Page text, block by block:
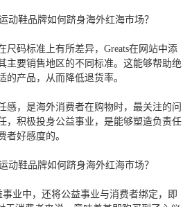
尺码标准上有所差异，Greats在网站中添
主要销售地区的不同标准。这能够帮助绝
的产品，从而降低退货率。
感，是海外消费者在购物时，最关注的问
，积极投身公益事业，是能够塑造负责任
者好感度的。
事业中，还将公益事业与消费者绑定，即